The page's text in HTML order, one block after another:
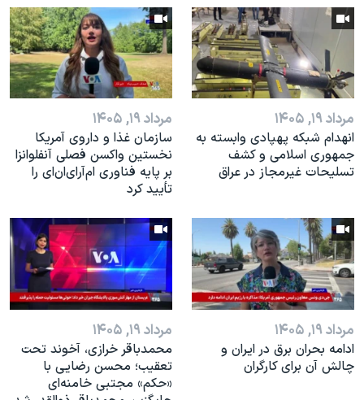
نرگس محمدی برنده جایزه نوبل صلح
همایش محافظه‌کاران آمریکا «سی‌پک»
صفحه‌های ویژه
سفر پرزیدنت ترامپ به چینمرداد ۱۹, ۱۴۰۵
انهدام شبکه پهپادی وابسته به
جمهوری اسلامی و کشف
تسلیحات غیرمجاز در عراق
مرداد ۱۹, ۱۴۰۵
سازمان غذا و داروی آمریکا
نخستین واکسن فصلی آنفلوانزا
بر پایه فناوری ام‌آر‌ای‌ان‌ای را
تأیید کرد
مرداد ۱۹, ۱۴۰۵
ادامه بحران برق در ایران و
چالش آن برای کارگران
مرداد ۱۹, ۱۴۰۵
محمدباقر خرازی، آخوند تحت
تعقیب؛ محسن رضایی با
«حکم» مجتبی خامنه‌ای